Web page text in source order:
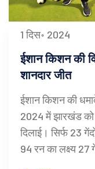
1 दिस॰ 2024
ईशान किशन की
शानदार जीत
ईशान किशन की
2024 में झारखंड
दिलाई। सिर्फ 23
94 रन का लक्ष्य 27